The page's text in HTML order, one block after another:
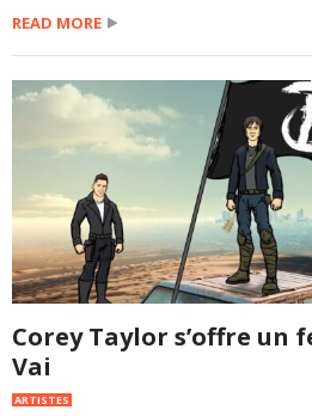
READ MORE
Corey Taylor s’offre un
Vai
ARTISTES